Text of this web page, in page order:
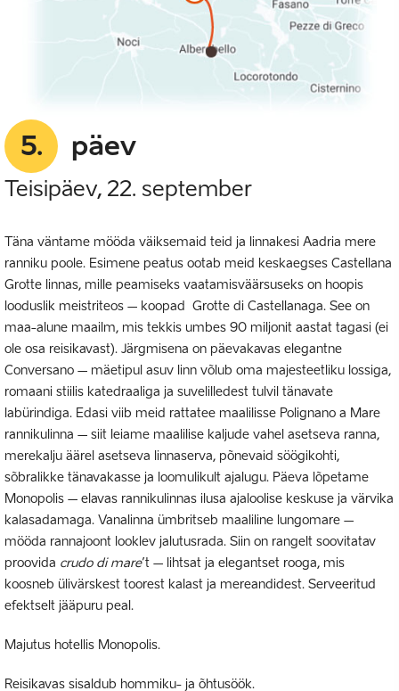
5. päev
Teisipäev, 22. september
Täna väntame mööda väiksemaid teid ja linnakesi Aadria mere
ranniku poole. Esimene peatus ootab meid keskaegses Castellana
Grotte linnas, mille peamiseks vaatamisväärsuseks on hoopis
looduslik meistriteos – koopad Grotte di Castellanaga. See on
maa-alune maailm, mis tekkis umbes 90 miljonit aastat tagasi (ei
ole osa reisikavast). Järgmisena on päevakavas elegantne
Conversano – mäetipul asuv linn võlub oma majesteetliku lossiga,
romaani stiilis katedraaliga ja suvelilledest tulvil tänavate
labürindiga. Edasi viib meid rattatee maalilisse Polignano a Mare
rannikulinna – siit leiame maalilise kaljude vahel asetseva ranna,
merekalju äärel asetseva linnaserva, põnevaid söögikohti,
sõbralikke tänavakasse ja loomulikult ajalugu. Päeva lõpetame
Monopolis – elavas rannikulinnas ilusa ajaloolise keskuse ja värvika
kalasadamaga. Vanalinna ümbritseb maaliline lungomare –
mööda rannajoont looklev jalutusrada. Siin on rangelt soovitatav
proovida crudo di mare’t – lihtsat ja elegantset rooga, mis
koosneb ülivärskest toorest kalast ja mereandidest. Serveeritud
efektselt jääpuru peal.
Majutus hotellis Monopolis.
Reisikavas sisaldub hommiku- ja õhtusöök.